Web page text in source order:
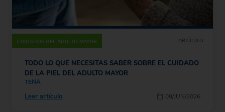
CUIDADOS DEL ADULTO MAYOR ARTÍCULO
TODO LO QUE NECESITAS SABER SOBRE EL CUIDADO
DE LA PIEL DEL ADULTO MAYOR
TENA
09/JUN/2026
Leer artículo